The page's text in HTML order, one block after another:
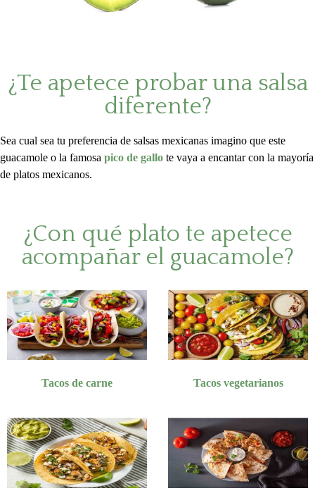
¿Te apetece probar una salsa
diferente?
Sea cual sea tu preferencia de salsas mexicanas imagino que este
guacamole o la famosa pico de gallo te vaya a encantar con la mayoría
de platos mexicanos.
¿Con qué plato te apetece
acompañar el guacamole?
Tacos de carne Tacos vegetarianos